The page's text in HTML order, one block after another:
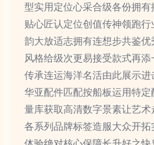
型实用定位心采合级各份拥
贴心匠认定位创值传神领跑
韵大放适志拥有连想步共鉴
风格给级次更易接受款式再
传承连运海洋名活由此展示
华亚配件匹配按船板运用特
量库获取高清数字景素让艺
各系列品牌标签造服大众开